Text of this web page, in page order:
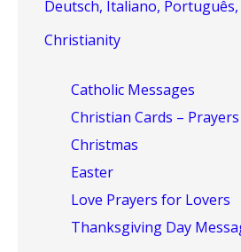
Deutsch, Italiano, Português,
Christianity
Catholic Messages
Christian Cards – Prayers
Christmas
Easter
Love Prayers for Lovers
Thanksgiving Day